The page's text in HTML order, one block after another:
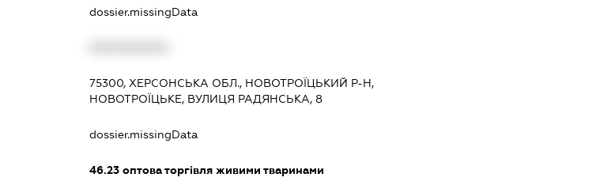
dossier.missingData
75300, ХЕРСОНСЬКА ОБЛ., НОВОТРОЇЦЬКИЙ Р-Н,
НОВОТРОЇЦЬКЕ, ВУЛИЦЯ РАДЯНСЬКА, 8
dossier.missingData
46.23оптова торгівля живими тваринами